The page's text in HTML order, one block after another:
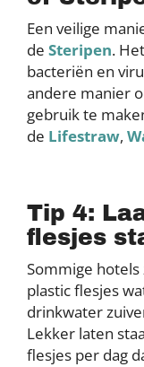
Een veilige
de Steripen.
bacteriën en
andere manier
gebruik te
de Lifestraw,
Tip 4:
flesjes
Sommige
plastic flesjes
drinkwater
Lekker laten
flesjes per dag